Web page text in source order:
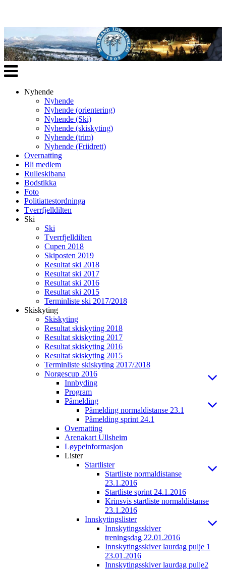
Veksle
navigasjon
Nyhende
Nyhende
Nyhende (orientering)
Nyhende (Ski)
Nyhende (skiskyting)
Nyhende (trim)
Nyhende (Friidrett)
Overnatting
Bli medlem
Rulleskibana
Bodstikka
Foto
Politiattestordninga
Tverrfjelldilten
Ski
Ski
Tverrfjelldilten
Cupen 2018
Skiposten 2019
Resultat ski 2018
Resultat ski 2017
Resultat ski 2016
Resultat ski 2015
Terminliste ski 2017/2018
Skiskyting
Skiskyting
Resultat skiskyting 2018
Resultat skiskyting 2017
Resultat skiskyting 2016
Resultat skiskyting 2015
Terminliste skiskyting 2017/2018
Norgescup 2016
Innbyding
Program
Påmelding
Påmelding normaldistanse 23.1
Påmelding sprint 24.1
Overnatting
Arenakart Ullsheim
Løypeinformasjon
Lister
Startlister
Startliste normaldistanse
23.1.2016
Startliste sprint 24.1.2016
Krinsvis startliste normaldistanse
23.1.2016
Innskytingslister
Innskytingsskiver
treningsdag 22.01.2016
Innskytingsskiver laurdag pulje 1
23.01.2016
Innskytingsskiver laurdag pulje2